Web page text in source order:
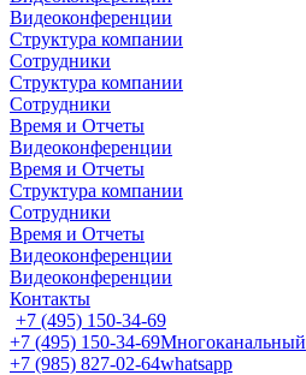
Видеоконференции
Структура компании
Сотрудники
Структура компании
Сотрудники
Время и Отчеты
Видеоконференции
Время и Отчеты
Структура компании
Сотрудники
Время и Отчеты
Видеоконференции
Видеоконференции
Контакты
+7 (495) 150-34-69
+7 (495) 150-34-69Многоканальный
+7 (985) 827-02-64whatsapp